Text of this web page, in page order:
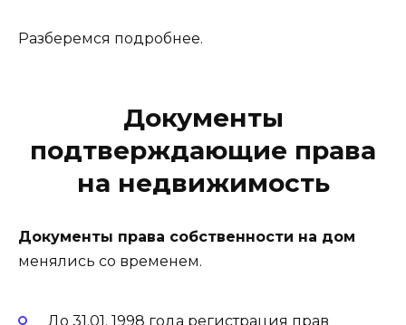
Разберемся подробнее.
Документы
подтверждающие права
на недвижимость
Документы права собственности на дом
менялись со временем.
До 31.01. 1998 года регистрация прав